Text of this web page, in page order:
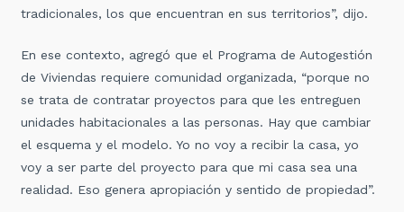
tradicionales, los que encuentran en sus territorios”, dijo.
En ese contexto, agregó que el Programa de Autogestión
de Viviendas requiere comunidad organizada, “porque no
se trata de contratar proyectos para que les entreguen
unidades habitacionales a las personas. Hay que cambiar
el esquema y el modelo. Yo no voy a recibir la casa, yo
voy a ser parte del proyecto para que mi casa sea una
realidad. Eso genera apropiación y sentido de propiedad”.